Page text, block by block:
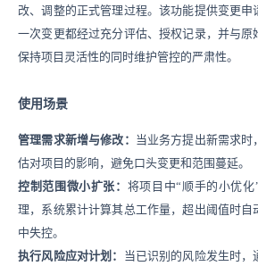
改、调整的正式管理过程。该功能提供变更
一次变更都经过充分评估、授权记录，并与原
保持项目灵活性的同时维护管控的严肃性。
使用场景
管理需求新增与修改 ： 当业务方提出新需求
估对项目的影响，避免口头变更和范围蔓延。
控制范围微小扩张： 将项目中“顺手的小优
理，系统累计计算其总工作量，超出阈值时自
中失控。
执行风险应对计划： 当已识别的风险发生时